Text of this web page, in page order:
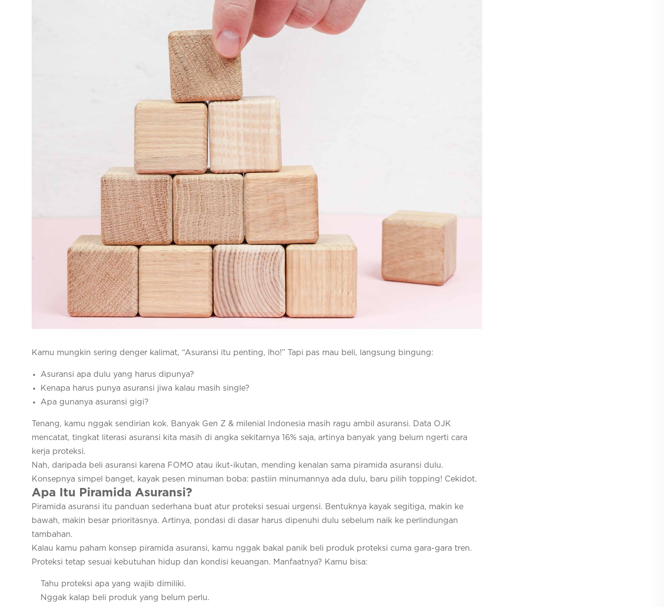
Kamu mungkin sering denger kalimat, “Asuransi itu penting, lho!” Tapi pas mau beli, langsung bingung:
Asuransi apa dulu yang harus dipunya?
Kenapa harus punya asuransi jiwa kalau masih single?
Apa gunanya asuransi gigi?
Tenang, kamu nggak sendirian kok. Banyak Gen Z & milenial Indonesia masih ragu ambil asuransi. Data OJK
mencatat, tingkat literasi asuransi kita masih di angka sekitarnya 16% saja, artinya banyak yang belum ngerti cara
kerja proteksi.
Nah, daripada beli asuransi karena FOMO atau ikut-ikutan, mending kenalan sama piramida asuransi dulu.
Konsepnya simpel banget, kayak pesen minuman boba: pastiin minumannya ada dulu, baru pilih topping! Cekidot.
Apa Itu Piramida Asuransi?
Piramida asuransi itu panduan sederhana buat atur proteksi sesuai urgensi. Bentuknya kayak segitiga, makin ke
bawah, makin besar prioritasnya. Artinya, pondasi di dasar harus dipenuhi dulu sebelum naik ke perlindungan
tambahan.
Kalau kamu paham konsep piramida asuransi, kamu nggak bakal panik beli produk proteksi cuma gara-gara tren.
Proteksi tetap sesuai kebutuhan hidup dan kondisi keuangan. Manfaatnya? Kamu bisa:
Tahu proteksi apa yang wajib dimiliki.
Nggak kalap beli produk yang belum perlu.